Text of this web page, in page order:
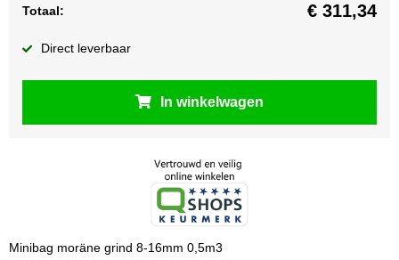
Totaal: € 311,34
Direct leverbaar
In winkelwagen
Minibag moräne grind 8-16mm 0,5m3